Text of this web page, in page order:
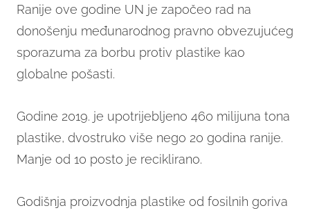
Ranije ove godine UN je započeo rad na
donošenju međunarodnog pravno obvezujućeg
sporazuma za borbu protiv plastike kao
globalne pošasti.
Godine 2019. je upotrijebljeno 460 milijuna tona
plastike, dvostruko više nego 20 godina ranije.
Manje od 10 posto je reciklirano.
Godišnja proizvodnja plastike od fosilnih goriva